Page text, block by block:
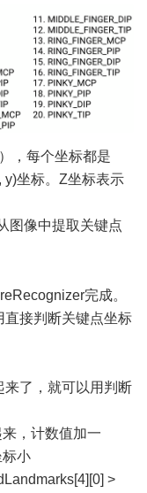
，每个坐标都是
y)坐标。Z坐标表示
图像中提取关键点
完成。
直接判断关键点坐标
来了，就可以用判断
，计数值加一
小
>